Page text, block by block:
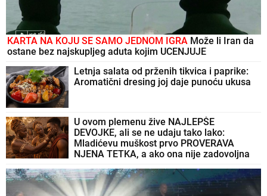
KARTA NA KOJU SE SAMO JEDNOM IGRA Može li Iran da
ostane bez najskupljeg aduta kojim UCENJUJE
Letnja salata od prženih tikvica i paprike:
Aromatični dresing joj daje punoću ukusa
U ovom plemenu žive NAJLEPŠE
DEVOJKE, ali se ne udaju tako lako:
Mladićevu muškost prvo PROVERAVA
NJENA TETKA, a ako ona nije zadovoljna